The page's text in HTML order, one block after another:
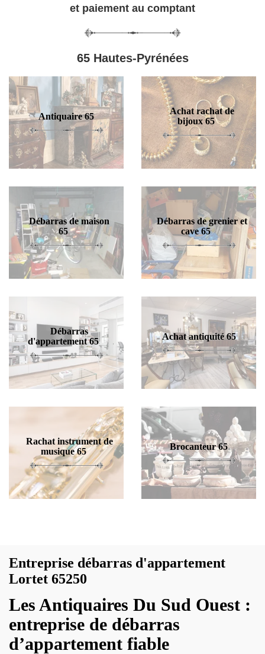
et paiement au comptant
65 Hautes-Pyrénées
Antiquaire 65
Achat rachat de
bijoux 65
Débarras de maison
65
Débarras de grenier et
cave 65
Débarras
d'appartement 65
Achat antiquité 65
Rachat instrument de
musique 65
Brocanteur 65
Entreprise débarras d'appartement
Lortet 65250
Les Antiquaires Du Sud Ouest :
entreprise de débarras
d’appartement fiable